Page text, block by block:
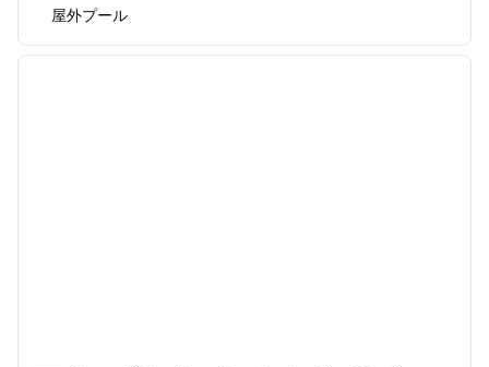
屋外プール
1/12
次の